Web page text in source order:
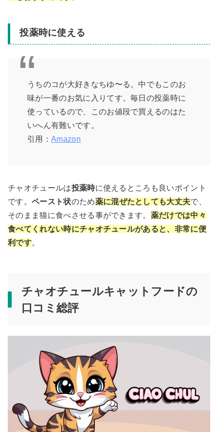
投薬時に使える
うちのコが大好きなちゆ〜る。中でもこのお
味が一番のお気に入りてす。毎日の投薬時に
使っているので、このお値段で買えるのはた
いへん有難いです。
引用： Amazon
チャオチュールは投薬時に使えるところも良いポイント
です。 ペースト状のため薬に混ぜたとしても大丈夫で、
そのまま猫に食べさせる事ができます。 薬だけでは中々
食べてくれない時にチャオチュールがあると、非常に便
利です。
チャオチュールキャットフードの
口コミ総評